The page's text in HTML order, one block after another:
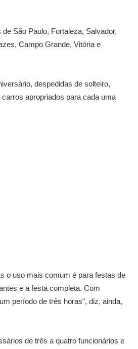
São Paulo, Fortaleza, Salvador,
Campo Grande, Vitória e
despedidas de solteiro,
apropriados para cada uma
o uso mais comum é para festas de
e a festa completa. Com
período de três horas”, diz, ainda,
de três a quatro funcionários e